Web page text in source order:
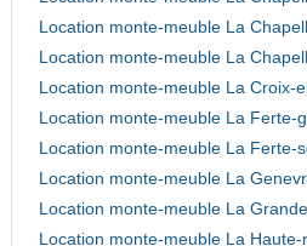
Location monte-meuble La
Location monte-meuble La
Location monte-meuble La Croix-
Location monte-meuble La Ferte-
Location monte-meuble La Ferte-
Location monte-meuble La
Location monte-meuble La
Location monte-meuble La